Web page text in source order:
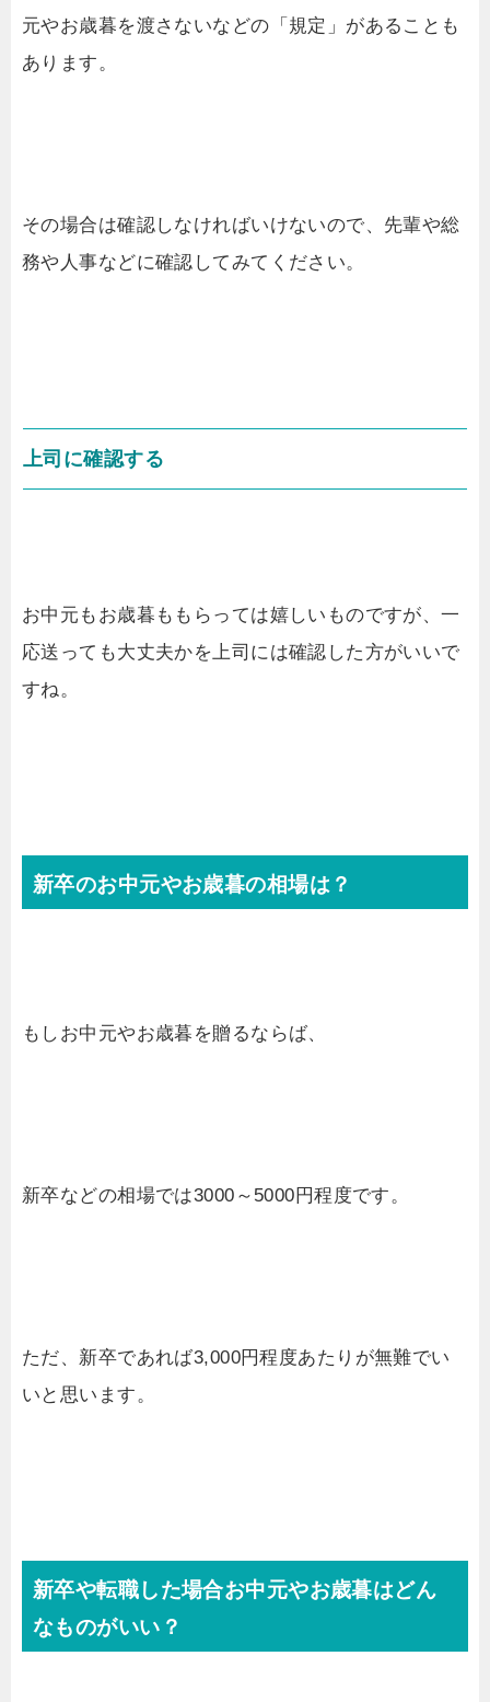
元やお歳暮を渡さないなどの「規定」があることも
あります。
その場合は確認しなければいけないので、先輩や総
務や人事などに確認してみてください。
上司に確認する
お中元もお歳暮ももらっては嬉しいものですが、一
応送っても大丈夫かを上司には確認した方がいいで
すね。
新卒のお中元やお歳暮の相場は？
もしお中元やお歳暮を贈るならば、
新卒などの相場では3000～5000円程度です。
ただ、新卒であれば3,000円程度あたりが無難でい
いと思います。
新卒や転職した場合お中元やお歳暮はどん
なものがいい？